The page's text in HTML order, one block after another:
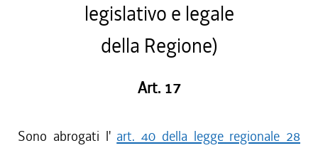
legislativo e legale
della Regione)
Art. 17
Sono abrogati l' art. 40 della legge regionale 28